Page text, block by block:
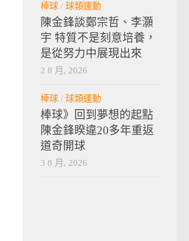
棒球 / 球類運動
陳金鋒談鄭宗哲、李灝
宇 特質不是刻意培養，
是從努力中展現出來
2 8 月, 2026
棒球 / 球類運動
棒球》回到夢想的起點
陳金鋒睽違20多年重返
道奇開球
3 8 月, 2026